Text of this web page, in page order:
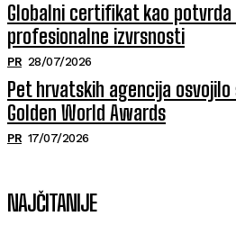
Globalni certifikat kao
profesionalne izvrsnosti
PR 28/07/2026
Pet hrvatskih agencija osvojilo
Golden World Awards
PR 17/07/2026
NAJČITANIJE